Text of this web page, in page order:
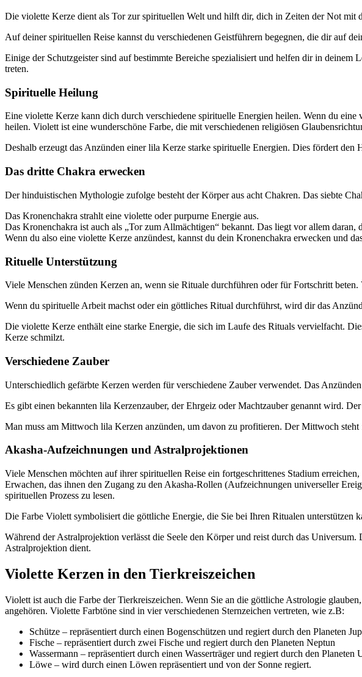
Die violette Kerze dient als Tor zur spirituellen Welt und hilft dir, dich in Zeiten der Not mit
Auf deiner spirituellen Reise kannst du verschiedenen Geistführern begegnen, die dir auf
Einige der Schutzgeister sind auf bestimmte Bereiche spezialisiert und helfen dir in
treten.
Spirituelle Heilung
Eine violette Kerze kann dich durch verschiedene spirituelle Energien heilen. Wenn du
heilen. Violett ist eine wunderschöne Farbe, die mit verschiedenen religiösen
Deshalb erzeugt das Anzünden einer lila Kerze starke spirituelle Energien. Dies fördert den
Das dritte Chakra erwecken
Der hinduistischen Mythologie zufolge besteht der Körper aus acht Chakren. Das siebte
Das Kronenchakra strahlt eine violette oder purpurne Energie aus.
Das Kronenchakra ist auch als „Tor zum Allmächtigen“ bekannt. Das liegt vor allem
Wenn du also eine violette Kerze anzündest, kannst du dein Kronenchakra erwecken und
Rituelle Unterstützung
Viele Menschen zünden Kerzen an, wenn sie Rituale durchführen oder für Fortschritt
Wenn du spirituelle Arbeit machst oder ein göttliches Ritual durchführst, wird dir das
Die violette Kerze enthält eine starke Energie, die sich im Laufe des Rituals vervielfacht.
Kerze schmilzt.
Verschiedene Zauber
Unterschiedlich gefärbte Kerzen werden für verschiedene Zauber verwendet. Das
Es gibt einen bekannten lila Kerzenzauber, der Ehrgeiz oder Machtzauber genannt wird.
Man muss am Mittwoch lila Kerzen anzünden, um davon zu profitieren. Der Mittwoch
Akasha-Aufzeichnungen und Astralprojektionen
Viele Menschen möchten auf ihrer spirituellen Reise ein fortgeschrittenes Stadium
Erwachen, das ihnen den Zugang zu den Akasha-Rollen (Aufzeichnungen universeller
spirituellen Prozess zu lesen.
Die Farbe Violett symbolisiert die göttliche Energie, die Sie bei Ihren Ritualen
Während der Astralprojektion verlässt die Seele den Körper und reist durch das
Astralprojektion dient.
Violette Kerzen in den Tierkreiszeichen
Violett ist auch die Farbe der Tierkreiszeichen. Wenn Sie an die göttliche Astrologie
angehören. Violette Farbtöne sind in vier verschiedenen Sternzeichen vertreten, wie z.B:
Schütze – repräsentiert durch einen Bogenschützen und regiert durch den Planeten
Fische – repräsentiert durch zwei Fische und regiert durch den Planeten Neptun
Wassermann – repräsentiert durch einen Wasserträger und regiert durch den Planeten
Löwe – wird durch einen Löwen repräsentiert und von der Sonne regiert.